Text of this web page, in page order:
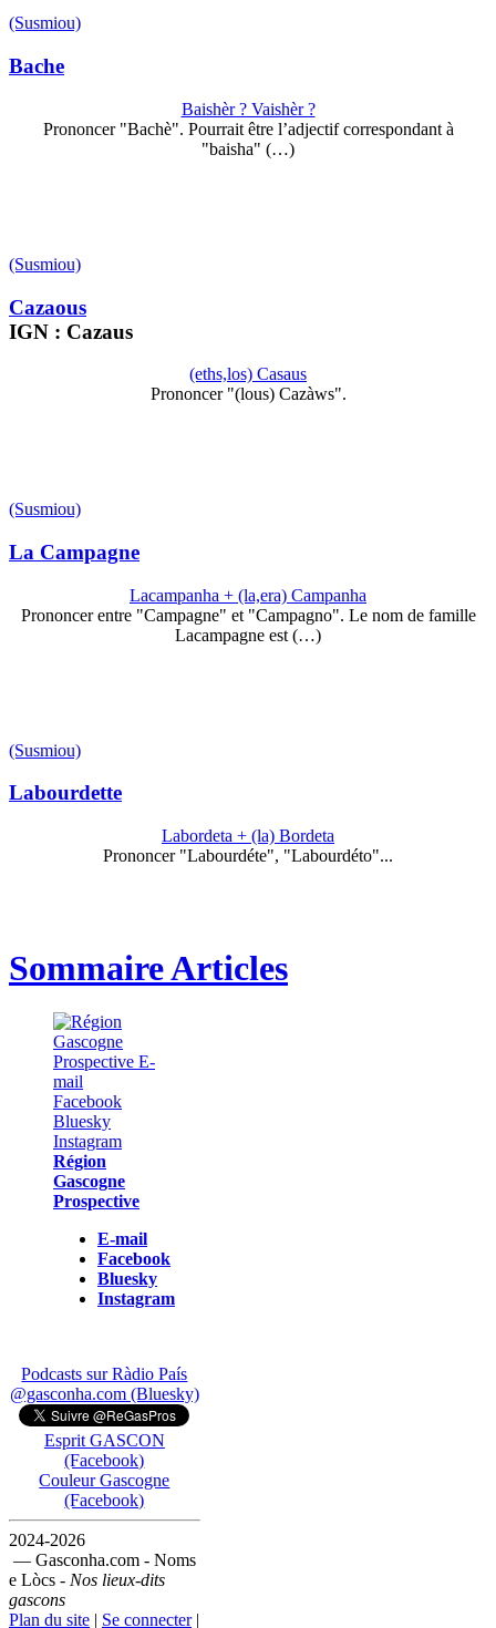
(Susmiou)
Bache
Baishèr ? Vaishèr ?
Prononcer "Bachè". Pourrait être l’adjectif correspondant à
"baisha" (…)
(Susmiou)
Cazaous
IGN : Cazaus
(eths,los) Casaus
Prononcer "(lous) Cazàws".
(Susmiou)
La Campagne
Lacampanha + (la,era) Campanha
Prononcer entre "Campagne" et "Campagno". Le nom de famille
Lacampagne est (…)
(Susmiou)
Labourdette
Labordeta + (la) Bordeta
Prononcer "Labourdéte", "Labourdéto"...
Sommaire Articles
Région
Gascogne
Prospective
E-mail
Facebook
Bluesky
Instagram
Podcasts sur Ràdio País
@gasconha.com (Bluesky)
Esprit GASCON
(Facebook)
Couleur Gascogne
(Facebook)
2024-2026
— Gasconha.com - Noms
e Lòcs - Nos lieux-dits
gascons
Plan du site | Se connecter|